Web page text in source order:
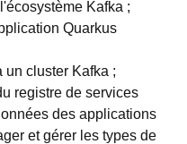
Kafka ;
Quarkus
un cluster Kafka ;
registre de services
des applications
et gérer les types de